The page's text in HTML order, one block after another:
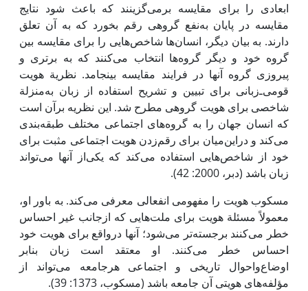
ابعادی را برای مقایسه برمی‌گزینند که باعث شود نتایج
مقایسه در پایان به‌نفع گروهی رقم بخورد که به آن تعلق
دارند. به بیان دیگر، انسان‌ها شاخص‌هایی را برای مقایسه بین
گروه خود و دیگر گروه‌ها انتخاب می‌کنند که به برتری و
پیروزی گروه آنها در فرایند مقایسه بینجامد. نظریة هویت
قومی‌ـ‌زبانی برای تبیین و تشریح استفاده از زبان به‌منزلة
شاخصی برای هویت گروهی مطرح شد. این نظریه برآن است
که انسان جهان را به گروه‌های اجتماعی مختلف طبقه‌بندی
می‌کند و دراین‌میان برای رقم‌زدن هویت اجتماعی مثبت برای
خود از شاخص‌هایی استفاده می‌کند که یکی‌از آنها می‌تواند
زبان باشد (دبر، 2000: 42).
مسکوب هویت را مفهومی انفعالی معرفی می‌کند. به باور او،
معمولاً مسئلة هویت برای ملت‌هایی که ازجانب غیر احساس
خطر می‌کنند برجسته‌تر می‌شود؛ آنها درواقع برای هویت خود
احساس خطر می‌کنند. او معتقد است زبان بنابر
اوضاع‌واحوال تاریخی و اجتماعی هرجامعه می‌تواند از
مؤلفه‌های هویتی آن جامعه باشد (مسکوب، 1373: 39).